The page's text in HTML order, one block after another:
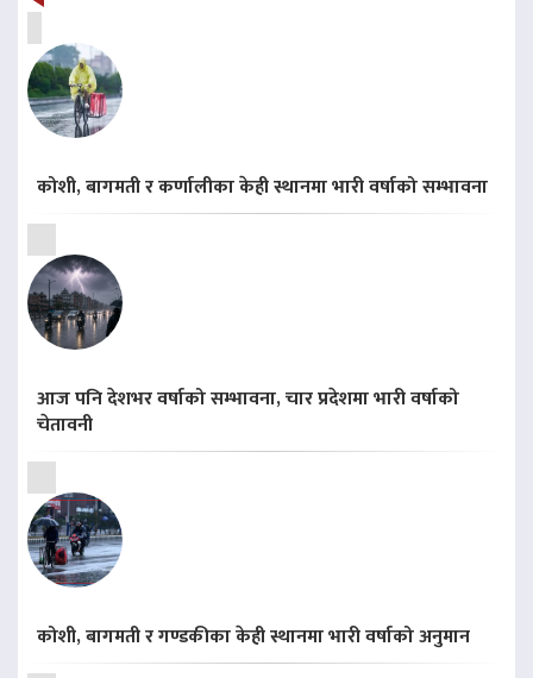
कोशी, बागमती र कर्णालीका केही स्थानमा भारी वर्षाको सम्भावना
आज पनि देशभर वर्षाको सम्भावना, चार प्रदेशमा भारी वर्षाको
चेतावनी
कोशी, बागमती र गण्डकीका केही स्थानमा भारी वर्षाको अनुमान